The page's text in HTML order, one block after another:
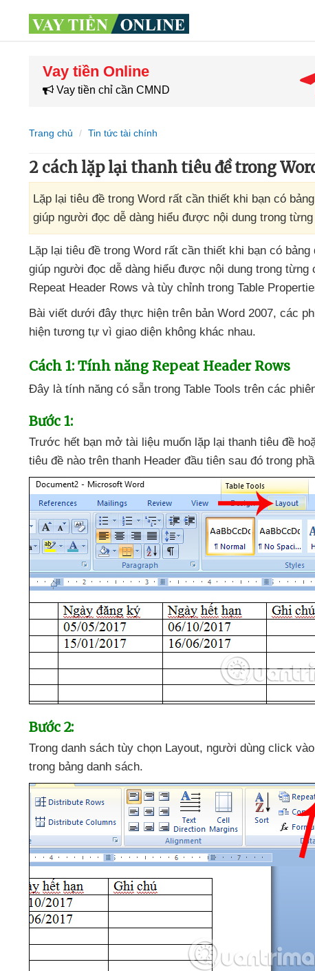
Vay tiền Online
Vay tiền chỉ cần CMND
Trang chủ Tin tức tài chính
2 cách lặp lại thanh tiêu đề trong
Lặp lại tiêu đề trong Word rất cần thiết khi bạn có
giúp người đọc dễ dàng hiểu được nội dung trong
Lặp lại tiêu đề trong Word rất cần thiết khi bạn có
giúp người đọc dễ dàng hiểu được nội dung trong từng
Repeat Header Rows và tùy chỉnh trong Table
Bài viết dưới đây thực hiện trên bản Word 2007, các
hiện tương tự vì giao diện không khác nhau.
Cách 1: Tính năng Repeat Header Rows
Đây là tính năng có sẵn trong Table Tools trên các
Bước 1:
Trước hết bạn mở tài liệu muốn lặp lại thanh tiêu đề
tiêu đề nào trên thanh Header đầu tiên sau đó trong
Bước 2:
Trong danh sách tùy chọn Layout, người dùng click
trong bảng danh sách.